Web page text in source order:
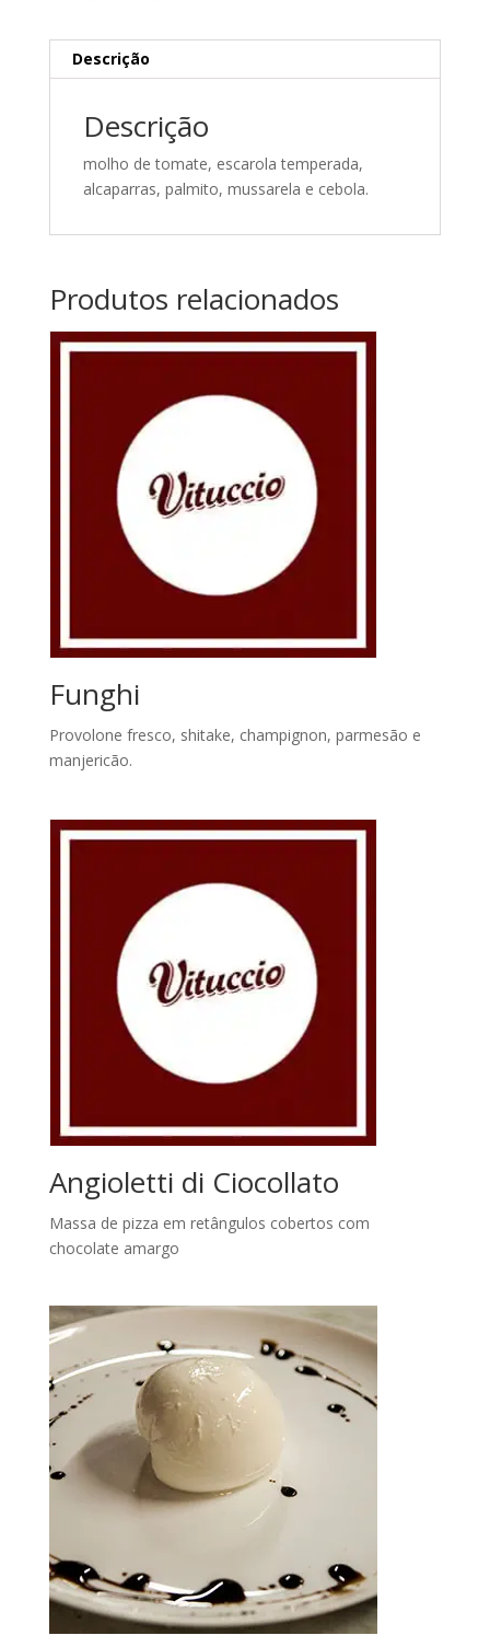
Descrição
Descrição
molho de tomate, escarola temperada,
alcaparras, palmito, mussarela e cebola.
Produtos relacionados
Funghi
Provolone fresco, shitake, champignon, parmesão e
manjericão.
Angioletti di Ciocollato
Massa de pizza em retângulos cobertos com
chocolate amargo